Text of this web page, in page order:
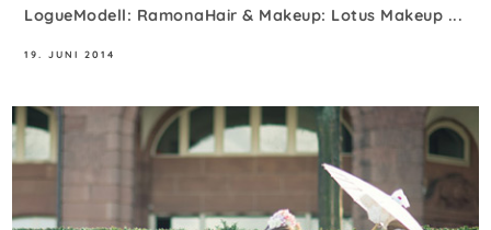
LogueModell: RamonaHair & Makeup: Lotus Makeup ...
19. JUNI 2014